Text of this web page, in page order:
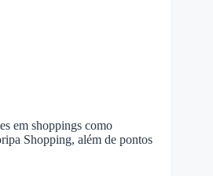
em shoppings como
Shopping, além de pontos